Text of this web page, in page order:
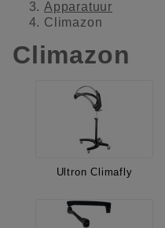
Apparatuur
Climazon
Climazon
Ultron Climafly